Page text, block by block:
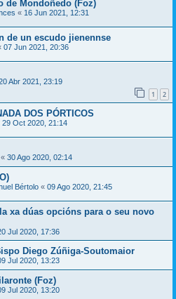
de Mondoñedo (Foz)
« 16 Jun 2021, 12:31
de un escudo jienennse
07 Jun 2021, 20:36
Abr 2021, 23:19
1 2
DOS PÓRTICOS
29 Oct 2020, 21:14
« 30 Ago 2020, 02:14
Bértolo « 09 Ago 2020, 21:45
xa dúas opcións para o seu novo
Jul 2020, 17:36
Diego Zúñiga-Soutomaior
Jul 2020, 13:23
(Foz)
Jul 2020, 13:20